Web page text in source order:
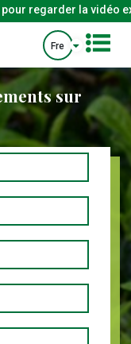
regarder la vidéo
Fre
sur